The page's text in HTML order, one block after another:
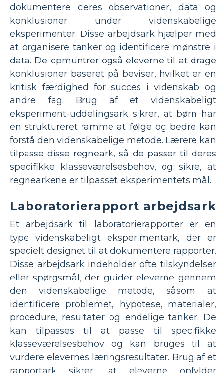
dokumentere deres observationer, data og
konklusioner under videnskabelige
eksperimenter. Disse arbejdsark hjælper med
at organisere tanker og identificere mønstre i
data. De opmuntrer også eleverne til at drage
konklusioner baseret på beviser, hvilket er en
kritisk færdighed for succes i videnskab og
andre fag. Brug af et videnskabeligt
eksperiment-uddelingsark sikrer, at børn har
en struktureret ramme at følge og bedre kan
forstå den videnskabelige metode. Lærere kan
tilpasse disse regneark, så de passer til deres
specifikke klasseværelsesbehov, og sikre, at
regnearkene er tilpasset eksperimentets mål.
Laboratorierapport arbejdsark
Et arbejdsark til laboratorierapporter er en
type videnskabeligt eksperimentark, der er
specielt designet til at dokumentere rapporter.
Disse arbejdsark indeholder ofte tilskyndelser
eller spørgsmål, der guider eleverne gennem
den videnskabelige metode, såsom at
identificere problemet, hypotese, materialer,
procedure, resultater og endelige tanker. De
kan tilpasses til at passe til specifikke
klasseværelsesbehov og kan bruges til at
vurdere elevernes læringsresultater. Brug af et
rapportark sikrer, at eleverne opfylder